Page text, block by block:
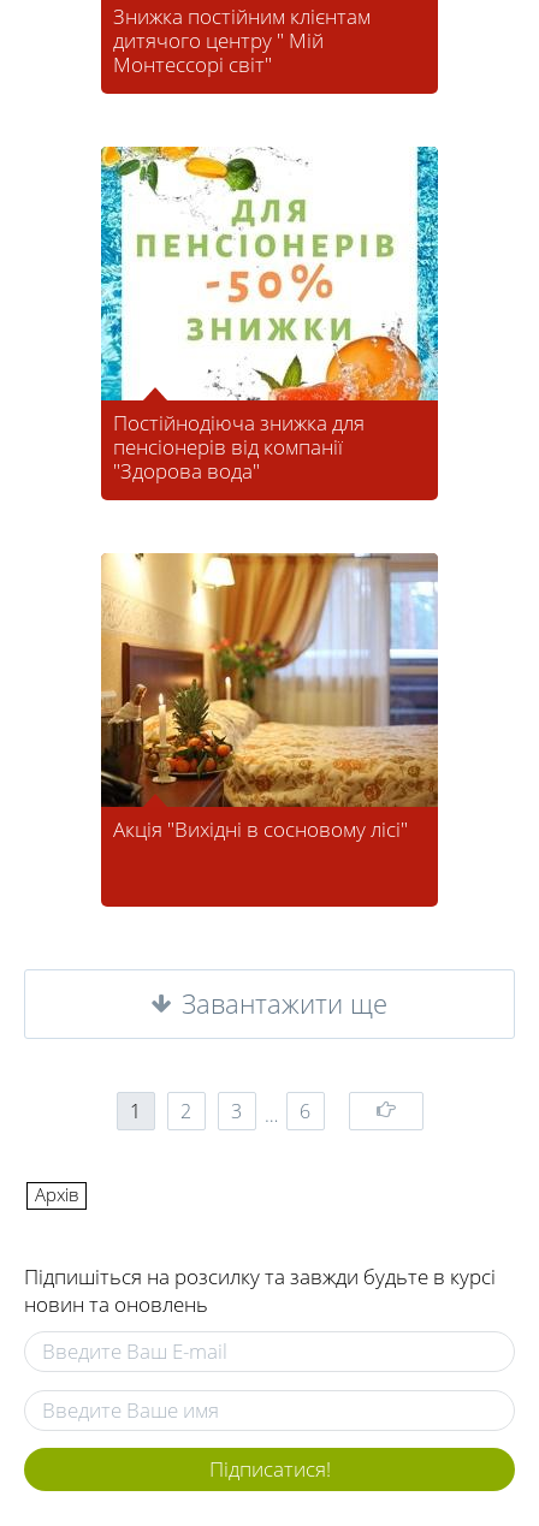
Знижка постійним клієнтам
дитячого центру " Мій
Монтессорі світ"
Постійнодіюча знижка для
пенсіонерів від компанії
"Здорова вода"
Акція "Вихідні в сосновому лісі"
Завантажити ще
1 2 3 … 6
Архів
Підпишіться на розсилку та завжди будьте в курсі
новин та оновлень
Підписатися!